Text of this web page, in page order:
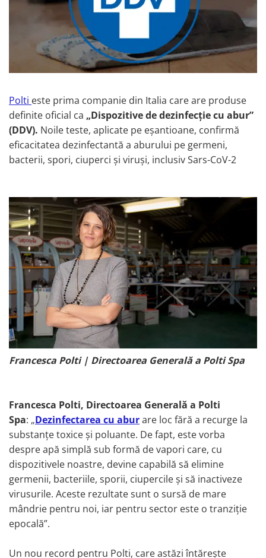
Polti este prima companie din Italia care are produse
definite oficial ca „Dispozitive de dezinfecție cu abur”
(DDV). Noile teste, aplicate pe eșantioane, confirmă
eficacitatea dezinfectantă a aburului pe germeni,
bacterii, spori, ciuperci și viruși, inclusiv Sars-CoV-2
Francesca Polti | Directoarea Generală a Polti Spa
Francesca Polti, Directoarea Generală a Polti
Spa: „Dezinfectarea cu aburare loc fără a recurge la
substanțe toxice și poluante. De fapt, este vorba
despre apă simplă sub formă de vapori care, cu
dispozitivele noastre, devine capabilă să elimine
germenii, bacteriile, sporii, ciupercile și să inactiveze
virusurile. Aceste rezultate sunt o sursă de mare
mândrie pentru noi, iar pentru sector este o tranziție
epocală”.
Un nou record pentru Polti, care astăzi întărește